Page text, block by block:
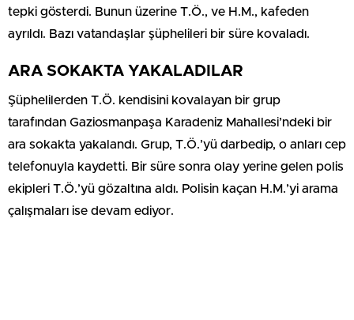
tepki gösterdi. Bunun üzerine T.Ö., ve H.M., kafeden
ayrıldı. Bazı vatandaşlar şüphelileri bir süre kovaladı.
ARA SOKAKTA YAKALADILAR
Şüphelilerden T.Ö. kendisini kovalayan bir grup
tarafından Gaziosmanpaşa Karadeniz Mahallesi’ndeki bir
ara sokakta yakalandı. Grup, T.Ö.’yü darbedip, o anları cep
telefonuyla kaydetti. Bir süre sonra olay yerine gelen polis
ekipleri T.Ö.’yü gözaltına aldı. Polisin kaçan H.M.’yi arama
çalışmaları ise devam ediyor.